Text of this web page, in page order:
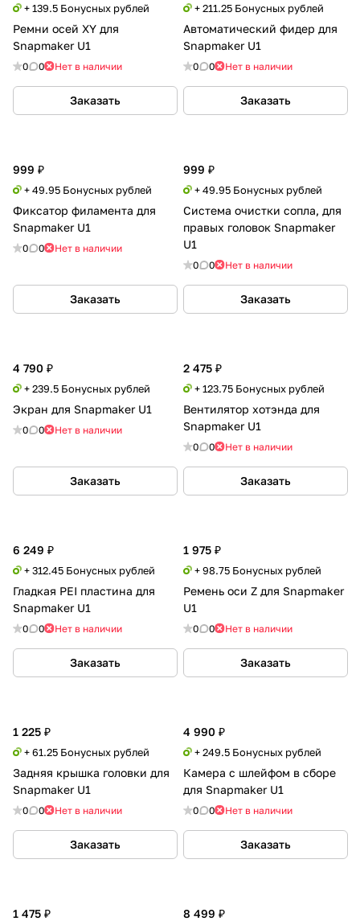
+ 139.5 Бонусных рублей
Ремни осей XY для
Snapmaker U1
0 0 Нет в наличии
Заказать
+ 211.25 Бонусных рублей
Автоматический фидер для
Snapmaker U1
0 0 Нет в наличии
Заказать
999 ₽
+ 49.95 Бонусных рублей
Фиксатор филамента для
Snapmaker U1
0 0 Нет в наличии
Заказать
999 ₽
+ 49.95 Бонусных рублей
Система очистки сопла, для
правых головок Snapmaker
U1
0 0 Нет в наличии
Заказать
4 790 ₽
+ 239.5 Бонусных рублей
Экран для Snapmaker U1
0 0 Нет в наличии
Заказать
2 475 ₽
+ 123.75 Бонусных рублей
Вентилятор хотэнда для
Snapmaker U1
0 0 Нет в наличии
Заказать
6 249 ₽
+ 312.45 Бонусных рублей
Гладкая PEI пластина для
Snapmaker U1
0 0 Нет в наличии
Заказать
1 975 ₽
+ 98.75 Бонусных рублей
Ремень оси Z для Snapmaker
U1
0 0 Нет в наличии
Заказать
1 225 ₽
+ 61.25 Бонусных рублей
Задняя крышка головки для
Snapmaker U1
0 0 Нет в наличии
Заказать
4 990 ₽
+ 249.5 Бонусных рублей
Камера с шлейфом в сборе
для Snapmaker U1
0 0 Нет в наличии
Заказать
1 475 ₽ 8 499 ₽